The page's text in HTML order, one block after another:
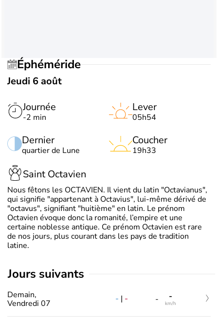
Éphéméride
Jeudi 6 août
Journée
-2 min
Dernier
quartier de Lune
Lever
05h54
Coucher
19h33
Saint Octavien
Nous fêtons les OCTAVIEN. Il vient du latin "Octavianus",
qui signifie "appartenant à Octavius", lui-même dérivé de
"octavus", signifiant "huitième" en latin. Le prénom
Octavien évoque donc la romanité, l’empire et une
certaine noblesse antique. Ce prénom Octavien est rare
de nos jours, plus courant dans les pays de tradition
latine.
jours suivants
Demain,
Vendredi 07
- | - - -
km/h